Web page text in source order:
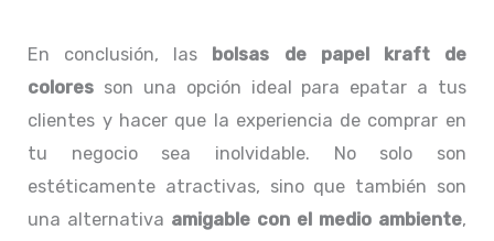
En conclusión, las bolsas de papel kraft de
colores son una opción ideal para epatar a tus
clientes y hacer que la experiencia de comprar en
tu negocio sea inolvidable. No solo son
estéticamente atractivas, sino que también son
una alternativa amigable con el medio ambiente,